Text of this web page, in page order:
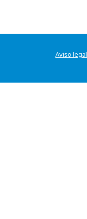
Aviso legal